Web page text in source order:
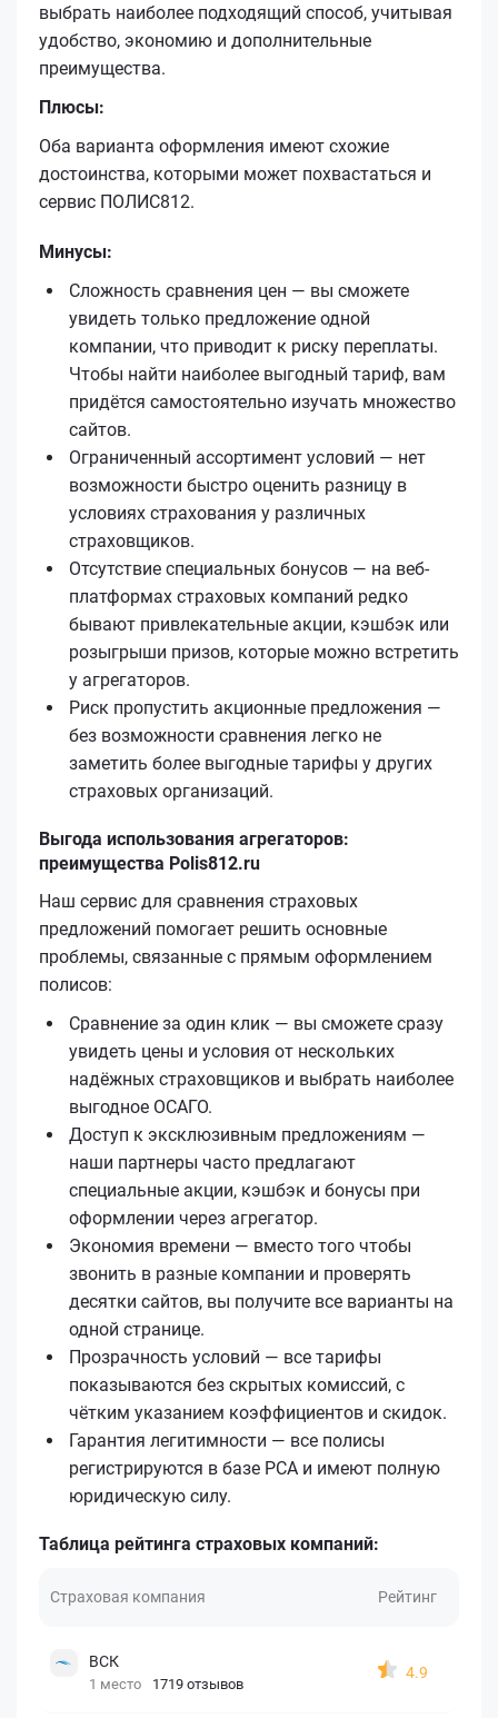
выбрать наиболее подходящий способ, учитывая
удобство, экономию и дополнительные
преимущества.
Плюсы:
Оба варианта оформления имеют схожие
достоинства, которыми может похвастаться и
сервис ПОЛИС812.
Минусы:
Сложность сравнения цен — вы сможете
увидеть только предложение одной
компании, что приводит к риску переплаты.
Чтобы найти наиболее выгодный тариф, вам
придётся самостоятельно изучать множество
сайтов.
Ограниченный ассортимент условий — нет
возможности быстро оценить разницу в
условиях страхования у различных
страховщиков.
Отсутствие специальных бонусов — на веб-
платформах страховых компаний редко
бывают привлекательные акции, кэшбэк или
розыгрыши призов, которые можно встретить
у агрегаторов.
Риск пропустить акционные предложения —
без возможности сравнения легко не
заметить более выгодные тарифы у других
страховых организаций.
Выгода использования агрегаторов:
преимущества Polis812.ru
Наш сервис для сравнения страховых
предложений помогает решить основные
проблемы, связанные с прямым оформлением
полисов:
Сравнение за один клик — вы сможете сразу
увидеть цены и условия от нескольких
надёжных страховщиков и выбрать наиболее
выгодное ОСАГО.
Доступ к эксклюзивным предложениям —
наши партнеры часто предлагают
специальные акции, кэшбэк и бонусы при
оформлении через агрегатор.
Экономия времени — вместо того чтобы
звонить в разные компании и проверять
десятки сайтов, вы получите все варианты на
одной странице.
Прозрачность условий — все тарифы
показываются без скрытых комиссий, с
чётким указанием коэффициентов и скидок.
Гарантия легитимности — все полисы
регистрируются в базе РСА и имеют полную
юридическую силу.
Таблица рейтинга страховых компаний:
Страховая компания Рейтинг
ВСК
1 место 1719 отзывов
4.9